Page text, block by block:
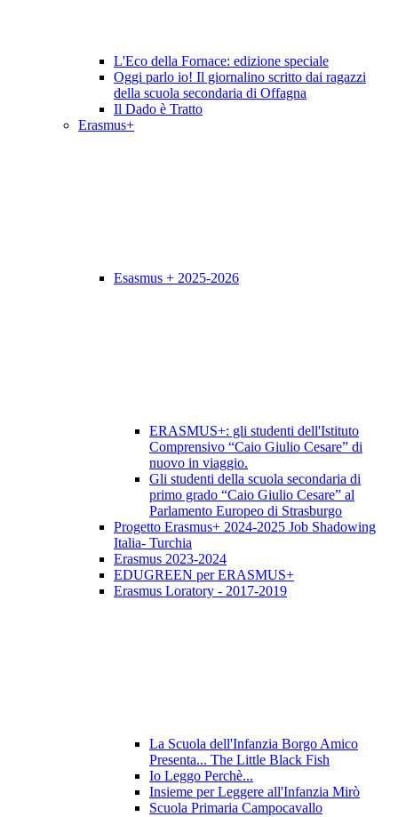
L'Eco della Fornace: edizione speciale
Oggi parlo io! Il giornalino scritto dai ragazzi
della scuola secondaria di Offagna
Il Dado è Tratto
Erasmus+
Esasmus + 2025-2026
ERASMUS+: gli studenti dell'Istituto
Comprensivo “Caio Giulio Cesare” di
nuovo in viaggio.
Gli studenti della scuola secondaria di
primo grado “Caio Giulio Cesare” al
Parlamento Europeo di Strasburgo
Progetto Erasmus+ 2024-2025 Job Shadowing
Italia- Turchia
Erasmus 2023-2024
EDUGREEN per ERASMUS+
Erasmus Loratory - 2017-2019
La Scuola dell'Infanzia Borgo Amico
Presenta... The Little Black Fish
Io Leggo Perchè...
Insieme per Leggere all'Infanzia Mirò
Scuola Primaria Campocavallo